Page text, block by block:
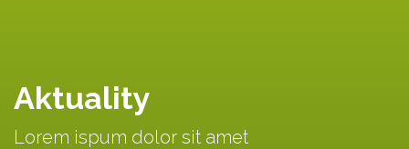
Aktuality
Lorem ispum dolor sit amet